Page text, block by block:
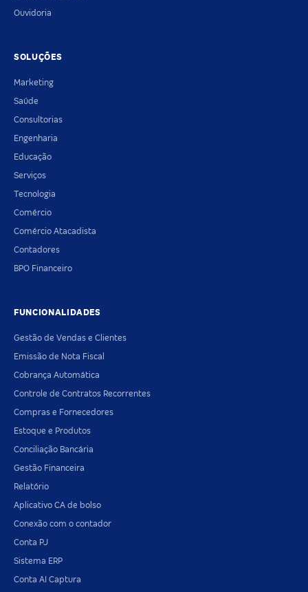
Ouvidoria
SOLUÇÕES
Marketing
Saúde
Consultorias
Engenharia
Educação
Serviços
Tecnologia
Comércio
Comércio Atacadista
Contadores
BPO Financeiro
FUNCIONALIDADES
Gestão de Vendas e Clientes
Emissão de Nota Fiscal
Cobrança Automática
Controle de Contratos Recorrentes
Compras e Fornecedores
Estoque e Produtos
Conciliação Bancária
Gestão Financeira
Relatório
Aplicativo CA de bolso
Conexão com o contador
Conta PJ
Sistema ERP
Conta AI Captura